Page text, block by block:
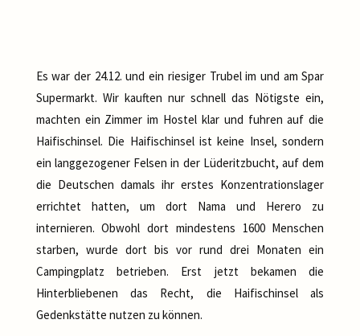
Es war der 24.12. und ein riesiger Trubel im und am Spar
Supermarkt. Wir kauften nur schnell das Nötigste ein,
machten ein Zimmer im Hostel klar und fuhren auf die
Haifischinsel. Die Haifischinsel ist keine Insel, sondern
ein langgezogener Felsen in der Lüderitzbucht, auf dem
die Deutschen damals ihr erstes Konzentrationslager
errichtet hatten, um dort Nama und Herero zu
internieren. Obwohl dort mindestens 1600 Menschen
starben, wurde dort bis vor rund drei Monaten ein
Campingplatz betrieben. Erst jetzt bekamen die
Hinterbliebenen das Recht, die Haifischinsel als
Gedenkstätte nutzen zu können.